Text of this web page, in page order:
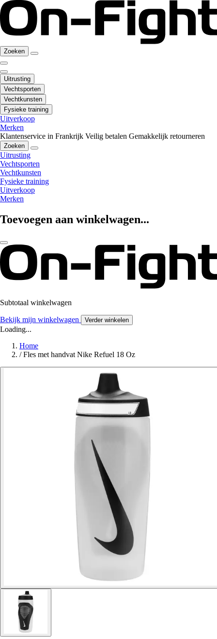
Zoeken
Uitrusting
Vechtsporten
Vechtkunsten
Fysieke training
Uitverkoop
Merken
Klantenservice in Frankrijk Veilig betalen Gemakkelijk retourneren
Zoeken
Uitrusting
Vechtsporten
Vechtkunsten
Fysieke training
Uitverkoop
Merken
Toevoegen aan winkelwagen...
Subtotaal winkelwagen
Bekijk mijn winkelwagen Verder winkelen
Loading...
Home
/ Fles met handvat Nike Refuel 18 Oz